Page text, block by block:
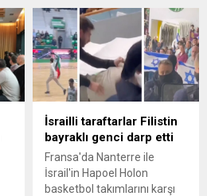
İsrailli taraftarlar Filistin
bayraklı genci darp etti
Fransa'da Nanterre ile
İsrail'in Hapoel Holon
basketbol takımlarını karşı